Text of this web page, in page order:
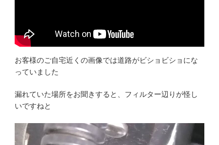
お客様のご自宅近くの画像では道路がビショビショにな
っていました
漏れていた場所をお聞きすると、フィルター辺りが怪し
いですねと